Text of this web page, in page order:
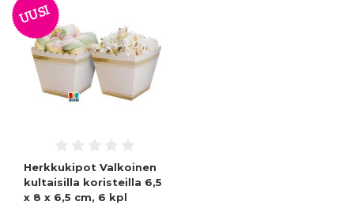
UUSI
Herkkukipot Valkoinen
kultaisilla koristeilla 6,5
x 8 x 6,5 cm, 6 kpl